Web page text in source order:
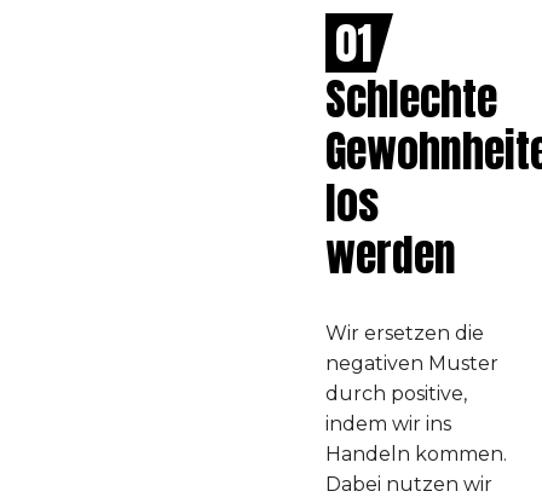
01
Schlechte
los
werden
Wir ersetzen die
negativen Muster
durch positive,
indem wir ins
Handeln kommen.
Dabei nutzen wir